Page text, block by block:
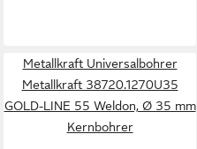
Metallkraft Universalbohrer
Metallkraft 38720.1270U35
GOLD-LINE 55 Weldon, Ø 35 mm
Kernbohrer